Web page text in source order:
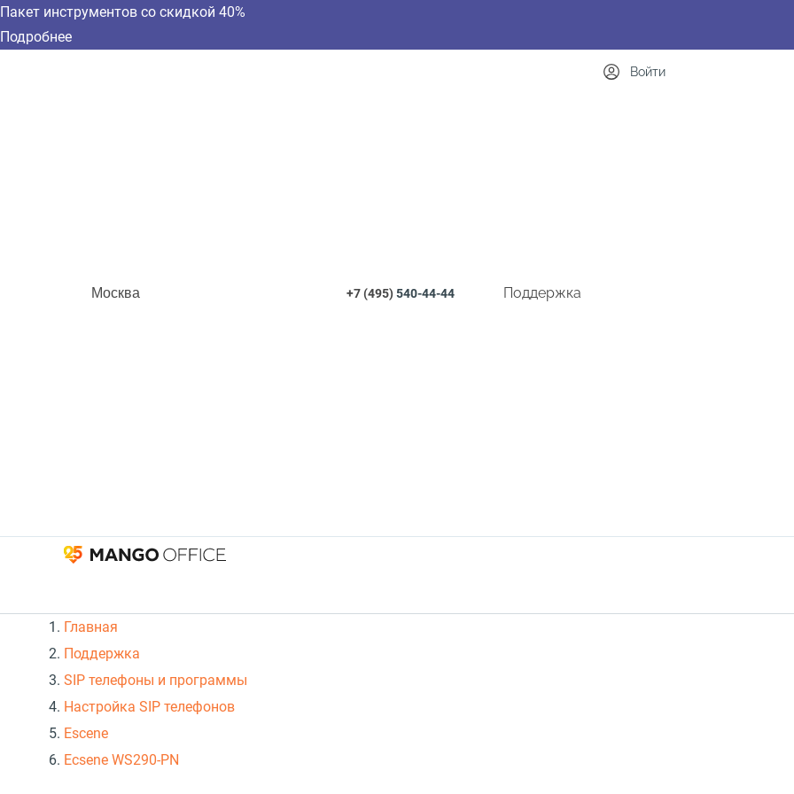
Пакет инструментов со скидкой 40%
Подробнее
Москва +7 (495)540-44-44 Поддержка
Войти
Главная
Поддержка
SIP телефоны и программы
Настройка SIP телефонов
Escene
Ecsene WS290-PN